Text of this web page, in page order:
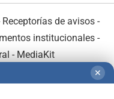
Receptorías de avisos -
institucionales-
- MediaKit
✕